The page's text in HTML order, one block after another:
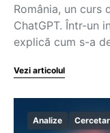
România, un curs
ChatGPT. Într-un
explică cum s-a
Vezi articolul
Analize